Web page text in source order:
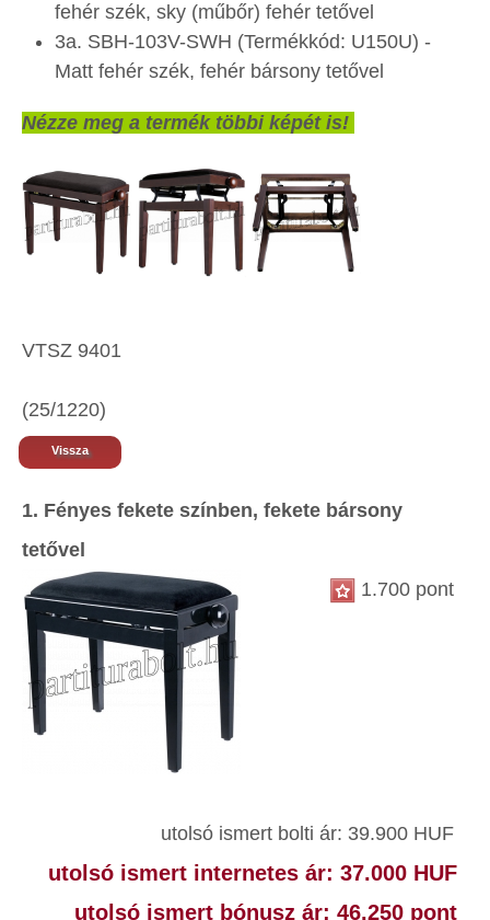
fehér szék, sky (műbőr) fehér tetővel
3a. SBH-103V-SWH (Termékkód: U150U) -
Matt fehér szék, fehér bársony tetővel
Nézze meg a termék többi képét is!
VTSZ 9401
(25/1220)
Vissza
1. Fényes fekete színben, fekete bársony
tetővel
1.700 pont
utolsó ismert bolti ár: 39.900 HUF
utolsó ismert internetes ár: 37.000 HUF
utolsó ismert bónusz ár: 46.250 pont